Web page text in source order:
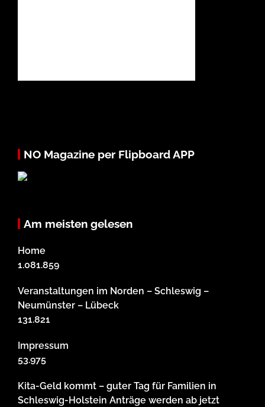
NO Magazine per Flipboard APP
Am meisten gelesen
Home
1.081.859
Veranstaltungen im Norden – Schleswig –
Neumünster – Lübeck
131.821
Impressum
53.975
Kita-Geld kommt – guter Tag für Familien in
Schleswig-Holstein Anträge werden ab jetzt